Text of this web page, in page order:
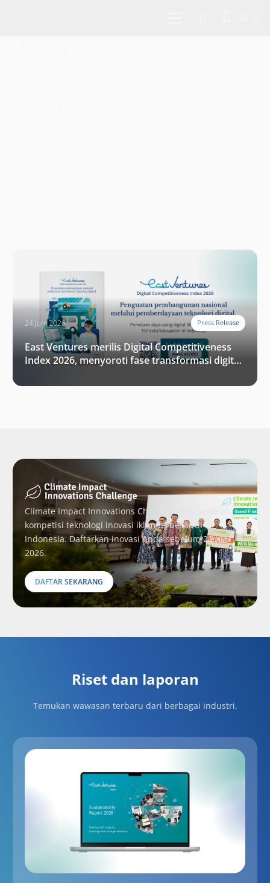
24 Juni 2026 Press Release
East Ventures merilis Digital Competitiveness
Index 2026, menyoroti fase transformasi digital
Climate Impact Innovations Challenge (CIIC) adalah
kompetisi teknologi inovasi iklim terbesar di
Indonesia. Daftarkan inovasi Anda sebelum 20 Juni
2026.
DAFTAR SEKARANG
Riset dan laporan
Temukan wawasan terbaru dari berbagai industri.